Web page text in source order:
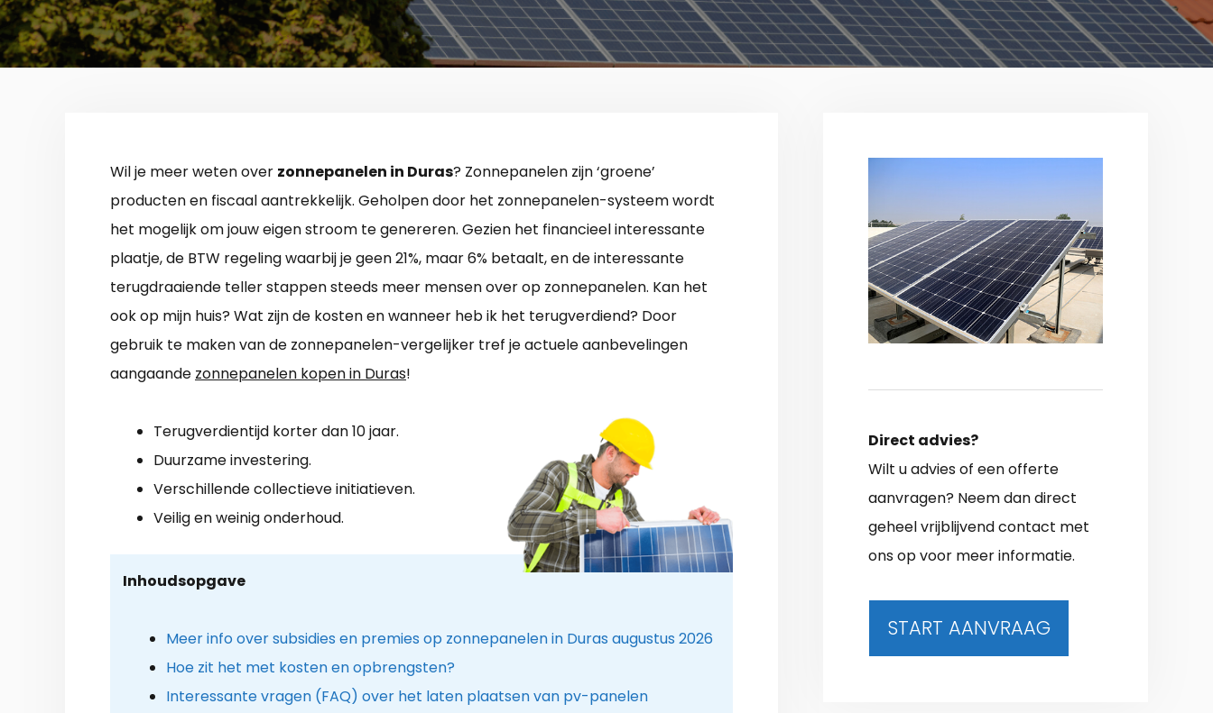
Wil je meer weten over zonnepanelen in Duras? Zonnepanelen zijn ‘groene’
producten en fiscaal aantrekkelijk. Geholpen door het zonnepanelen-systeem wordt
het mogelijk om jouw eigen stroom te genereren. Gezien het financieel interessante
plaatje, de BTW regeling waarbij je geen 21%, maar 6% betaalt, en de interessante
terugdraaiende teller stappen steeds meer mensen over op zonnepanelen. Kan het
ook op mijn huis? Wat zijn de kosten en wanneer heb ik het terugverdiend? Door
gebruik te maken van de zonnepanelen-vergelijker tref je actuele aanbevelingen
aangaande zonnepanelen kopen in Duras!
Terugverdientijd korter dan 10 jaar.
Duurzame investering.
Verschillende collectieve initiatieven.
Veilig en weinig onderhoud.
Inhoudsopgave
Meer info over subsidies en premies op zonnepanelen in Duras augustus 2026
Hoe zit het met kosten en opbrengsten?
Interessante vragen (FAQ) over het laten plaatsen van pv-panelen
Direct advies?
Wilt u advies of een offerte
aanvragen? Neem dan direct
geheel vrijblijvend contact met
ons op voor meer informatie.
START AANVRAAG